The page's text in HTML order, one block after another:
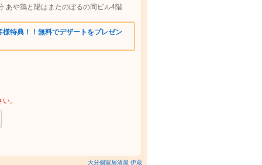
あや鶏と陽はまたのぼるの同ビル4階
特典！！無料でデザートをプレゼン
。
大分個室居酒屋 伊蔵